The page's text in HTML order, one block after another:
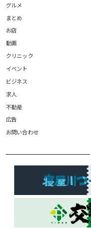
グルメ
まとめ
お店
動画
クリニック
イベント
ビジネス
求人
不動産
広告
お問い合わせ